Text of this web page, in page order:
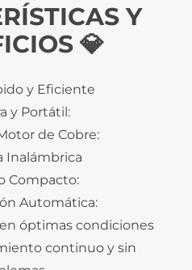
Y
💎
y Eficiente
y Portátil:
de Cobre:
Inalámbrica
Compacto:
Automática:
óptimas condiciones
continuo y sin